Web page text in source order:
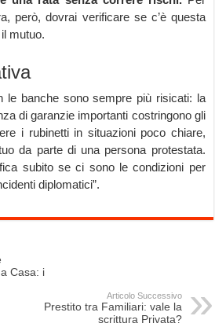
però, dovrai verificare se c’è questa
mutuo.
le banche sono sempre più risicati: la
di garanzie importanti costringono gli
i rubinetti in situazioni poco chiare,
da parte di una persona protestata.
subito se ci sono le condizioni per
diplomatici”.
Casa: i
Articolo Successivo
Prestito tra Familiari: vale la
scrittura Privata?